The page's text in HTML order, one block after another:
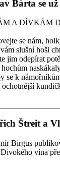
Bárta se
A DÍVKÁM
se nám,
slušní hoši
jim odepírat
se k
ochotnější
Štreit a
Birgus
vína